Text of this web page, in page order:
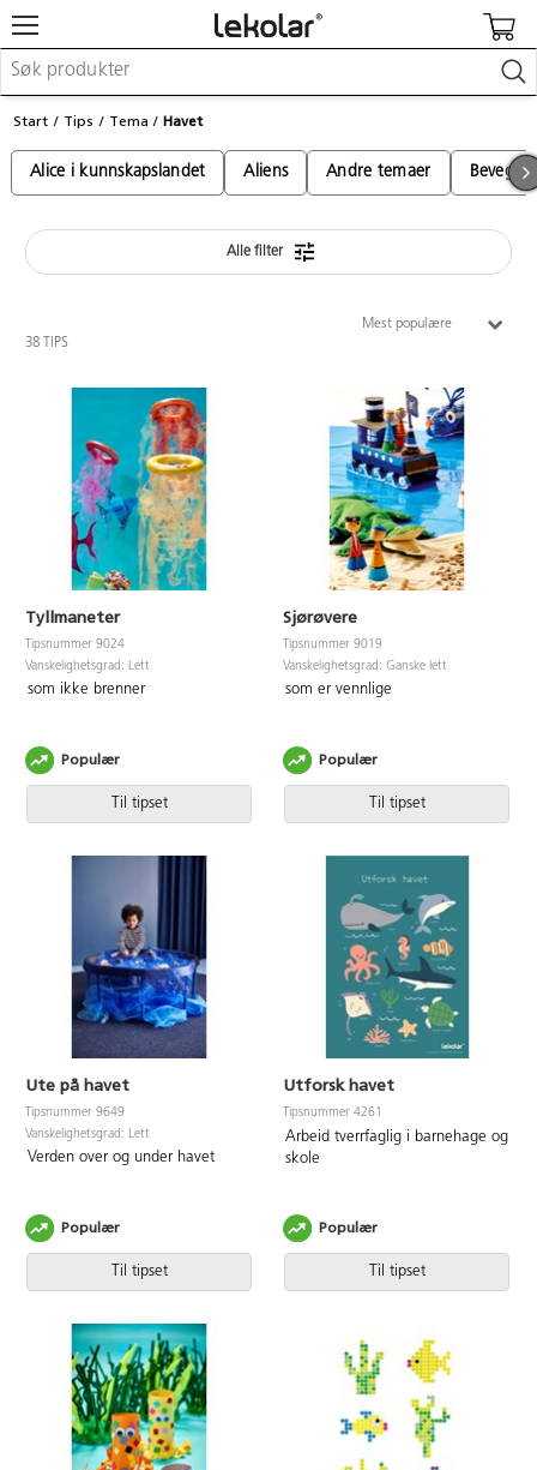
Møbler & innredning
Kunst & håndverk
Barnevogner & småbarnsutstyr
Skole- & kontormateriell
Logge inn / registrere meg
Kontakt oss
Kampanjer/kataloger
Start Tips Tema Havet
Alice i kunnskapslandet Aliens Andre temaer
Alle filter
38 TIPS
Mest populære
Tyllmaneter
Tipsnummer 9024
Vanskelighetsgrad: Lett
som ikke brenner
Til tipset
Populær
Sjørøvere
Tipsnummer 9019
Vanskelighetsgrad: Ganske lett
som er vennlige
Til tipset
Populær
Ute på havet
Tipsnummer 9649
Vanskelighetsgrad: Lett
Verden over og under havet
Til tipset
Populær
Utforsk havet
Tipsnummer 4261
Arbeid tverrfaglig i barnehage og
skole
Til tipset
Populær